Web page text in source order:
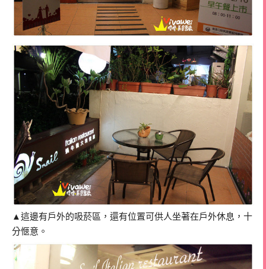
▲這邊有戶外的吸菸區，還有位置可供人坐著在戶外休息，十
分愜意。